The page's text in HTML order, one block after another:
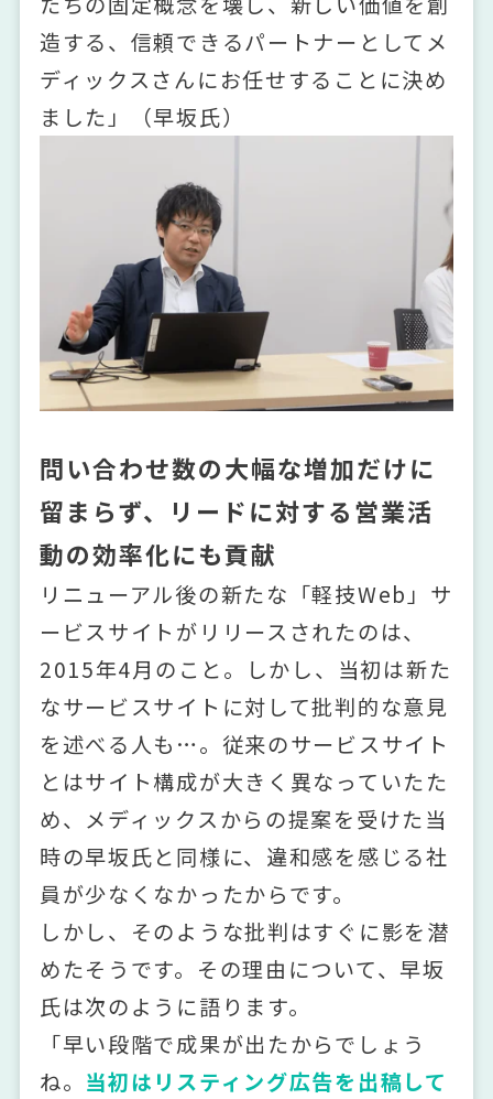
造する、信頼できるパートナーとしてメ
ディックスさんにお任せすることに決め
ました」（早坂氏）
問い合わせ数の大幅な増加だけに
留まらず、リードに対する営業活
動の効率化にも貢献
リニューアル後の新たな「軽技Web」サ
ービスサイトがリリースされたのは、
2015年4月のこと。しかし、当初は新た
なサービスサイトに対して批判的な意見
を述べる人も…。従来のサービスサイト
とはサイト構成が大きく異なっていたた
め、メディックスからの提案を受けた当
時の早坂氏と同様に、違和感を感じる社
員が少なくなかったからです。
しかし、そのような批判はすぐに影を潜
めたそうです。その理由について、早坂
氏は次のように語ります。
「早い段階で成果が出たからでしょう
ね。 当初はリスティング広告を出稿して